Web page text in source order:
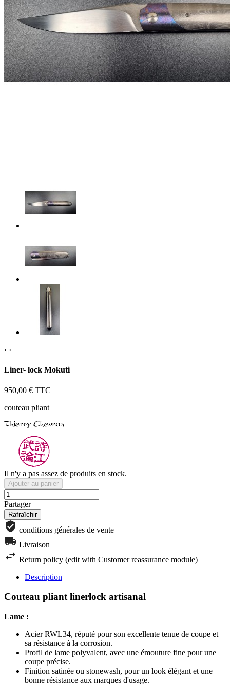
‹ ›
Liner- lock Mokuti
950,00 € TTC
couteau pliant
Il n'y a pas assez de produits en stock.
Ajouter au panier
Partager
conditions générales de vente
Livraison
Return policy (edit with Customer reassurance module)
Description
Couteau pliant linerlock artisanal
Lame :
Acier RWL34, réputé pour son excellente tenue de coupe et
sa résistance à la corrosion.
Profil de lame polyvalent, avec une émouture fine pour une
coupe précise.
Finition satinée ou stonewash, pour un look élégant et une
bonne résistance aux marques d'usage.